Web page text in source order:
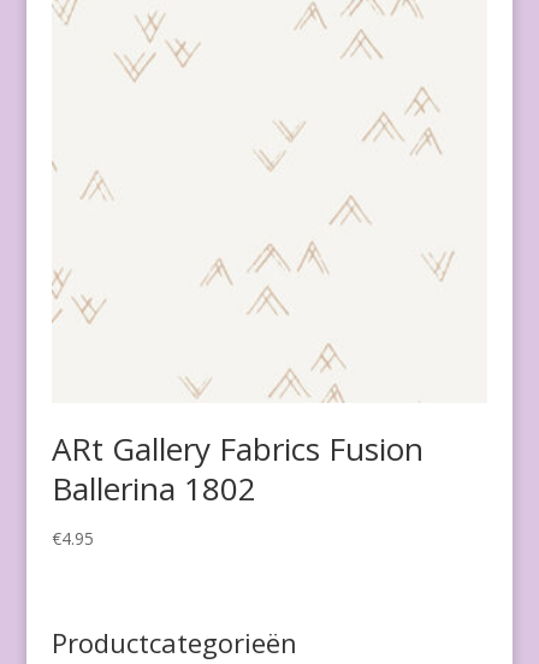
ARt Gallery Fabrics Fusion
Ballerina 1802
€4.95
Productcategorieën